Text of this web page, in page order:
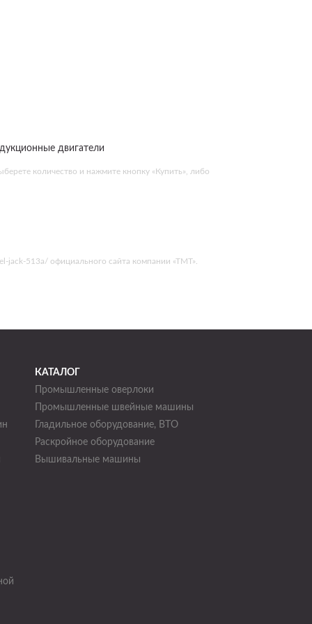
двигатели
количество и нажмите кнопку «Купить», либо
jack-513a/ официального сайта компании «ТМТ».
КАТАЛОГ
Промышленные оверлоки
Промышленные швейные машины
Гладильное оборудование, ВТО
Раскройное оборудование
Вышивальные машины